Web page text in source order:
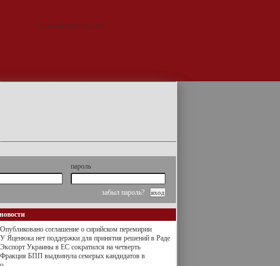
пароль
забыл пароль?
Опубликовано соглашение о сирийском перемирии
У Яценюка нет поддержки для принятия решений в Раде
Экспорт Украины в ЕС сократился на четверть
Фракция БПП выдвинула семерых кандидатов в